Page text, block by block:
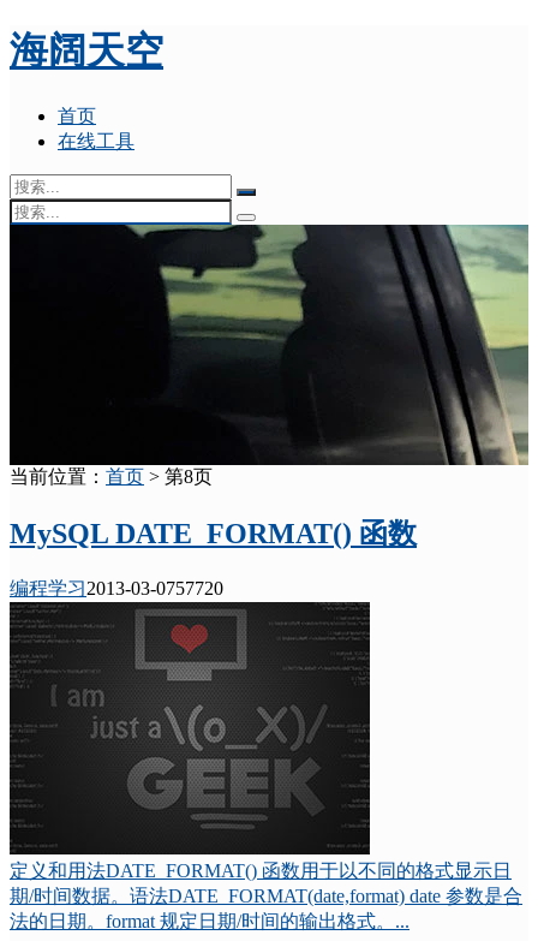
海阔天空
首页
在线工具
当前位置： 首页 > 第8页
MySQL DATE_FORMAT() 函数
编程学习2013-03-0757720
定义和用法DATE_FORMAT() 函数用于以不同的格式显示日
期/时间数据。语法DATE_FORMAT(date,format) date 参数是合
法的日期。format 规定日期/时间的输出格式。...